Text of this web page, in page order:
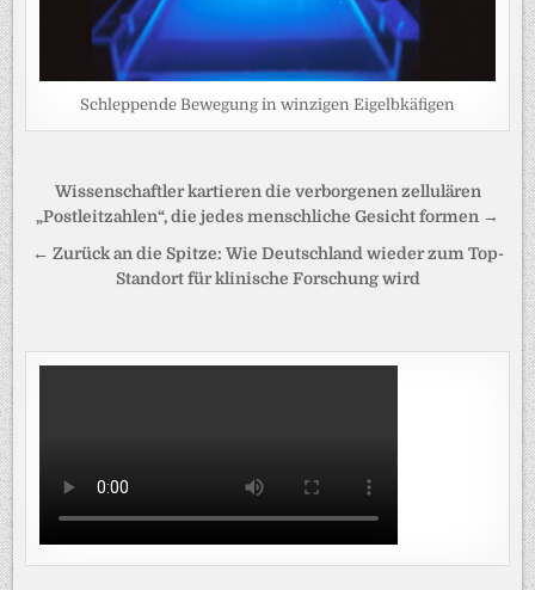
Schleppende Bewegung in winzigen Eigelbkäfigen
Beitragsnavigation
Wissenschaftler kartieren die verborgenen zellulären
„Postleitzahlen“, die jedes menschliche Gesicht formen →
← Zurück an die Spitze: Wie Deutschland wieder zum Top-
Standort für klinische Forschung wird